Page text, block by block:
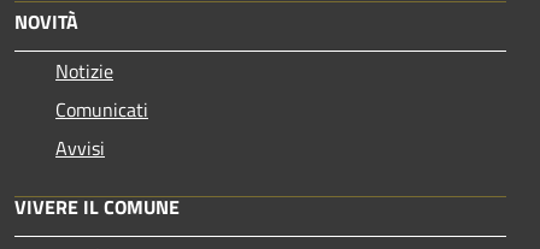
NOVITÀ
Notizie
Comunicati
Avvisi
VIVERE IL COMUNE